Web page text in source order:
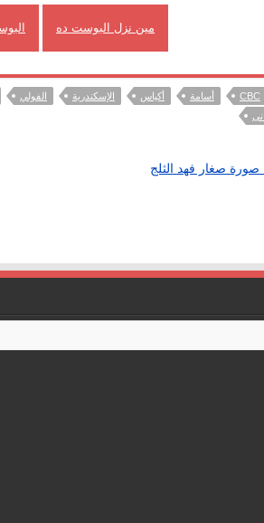
مين نزل البوست ده
CBC أسامة أكياس الإسكندرية الفولي
صورة صغار فهد الثلج